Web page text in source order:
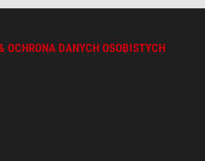
OCHRONA DANYCH OSOBISTYCH